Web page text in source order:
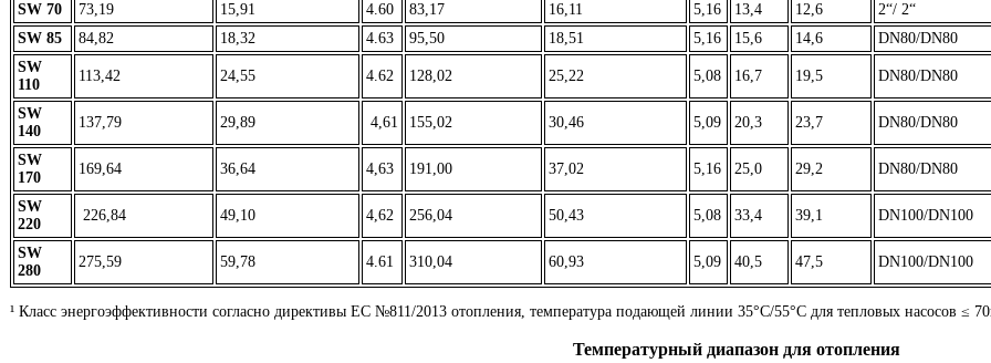
SW 70
73,19 15,91 4.60 83,17 16,11 5,16 13,4 12,6 2“/ 2“
SW 85
84,82 18,32 4.63 95,50 18,51 5,16 15,6 14,6 DN80/DN80
SW
110
113,42 24,55 4.62 128,02 25,22 5,08 16,7 19,5 DN80/DN80
SW
140
137,79 29,89 4,61 155,02 30,46 5,09 20,3 23,7 DN80/DN80
SW
170
169,64 36,64 4,63 191,00 37,02 5,16 25,0 29,2 DN80/DN80
SW
220
226,84 49,10 4,62 256,04 50,43 5,08 33,4 39,1 DN100/DN100
SW
280
275,59 59,78 4.61 310,04 60,93 5,09 40,5 47,5 DN100/DN100
¹ Класс энергоэффективности согласно директивы ЕС №811/2013 отопления, температура подающей линии 35°С/55°С для тепловых насосов ≤
Температурный диапазон для отопления